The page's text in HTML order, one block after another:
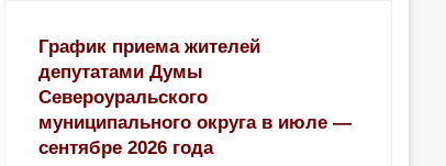
График приема жителей
депутатами Думы
Североуральского
муниципального округа в июле —
сентябре 2026 года